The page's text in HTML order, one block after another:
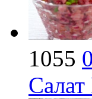
1055 0